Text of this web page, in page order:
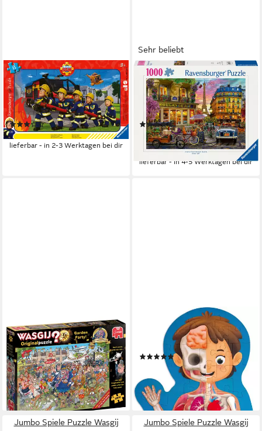
RAVENSBURGER
Puzzle Feuerwehrmann Sam,
Unsere Retter im Einsatz, 15
Puzzleteile, Made in Europe
(2)
ab 6,38 €
lieferbar - in 2-3 Werktagen bei dir
Sehr beliebt
RAVENSBURGER
Puzzle Paris im Morgenrot,
1000 Puzzleteile, Made in
Germany
(21)
ab 10,54 € UVP16,99 €
-38%
lieferbar - in 4-5 Werktagen bei dir
Puzzle Wasgij Original 40
Garten Party 25 Jahre
Jubiläumsedition, 1000
Puzzleteile
ab 24,52 €
leider ausverkauft
Puzzle Mein Körper, 60
Puzzleteile, mit 3D-Effekt
(2)
UVP24,99 €
-24%
lieferbar - in 3-4 Werktagen bei dir
Jumbo Spiele Puzzle Wasgij
Jumbo Spiele Puzzle Wasgij